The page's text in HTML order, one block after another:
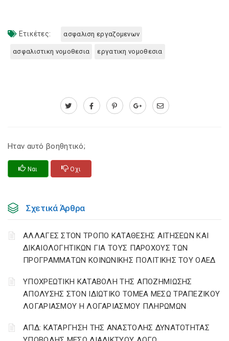
Ετικέτες: ασφαλιση εργαζομενων
ασφαλιστικη νομοθεσια εργατικη νομοθεσια
Ηταν αυτό βοηθητικό;
Ναι Οχι
Σχετικά Άρθρα
ΑΛΛΑΓΕΣ ΣΤΟΝ ΤΡΟΠΟ ΚΑΤΑΘΕΣΗΣ ΑΙΤΗΣΕΩΝ ΚΑΙ
ΔΙΚΑΙΟΛΟΓΗΤΙΚΩΝ ΓΙΑ ΤΟΥΣ ΠΑΡΟΧΟΥΣ ΤΩΝ
ΠΡΟΓΡΑΜΜΑΤΩΝ ΚΟΙΝΩΝΙΚΗΣ ΠΟΛΙΤΙΚΗΣ ΤΟΥ ΟΑΕΔ
YΠΟΧΡΕΩΤΙΚΗ ΚΑΤΑΒΟΛΗ ΤΗΣ ΑΠΟΖΗΜΙΩΣΗΣ
ΑΠΟΛΥΣΗΣ ΣΤΟΝ ΙΔΙΩΤΙΚΟ ΤΟΜΕΑ ΜΕΣΩ ΤΡΑΠΕΖΙΚΟΥ
ΛΟΓΑΡΙΑΣΜΟΥ Η ΛΟΓΑΡΙΑΣΜΟΥ ΠΛΗΡΩΜΩΝ
ΑΠΔ: ΚΑΤΑΡΓΗΣΗ ΤΗΣ ΑΝΑΣΤΟΛΗΣ ΔΥΝΑΤΟΤΗΤΑΣ